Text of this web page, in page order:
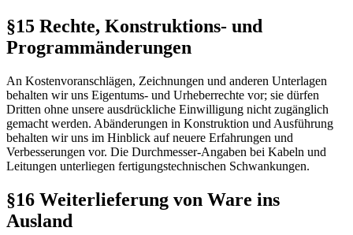
§15 Rechte, Konstruktions- und
Programmänderungen
An Kostenvoranschlägen, Zeichnungen und anderen Unterlagen
behalten wir uns Eigentums- und Urheberrechte vor; sie dürfen
Dritten ohne unsere ausdrückliche Einwilligung nicht zugänglich
gemacht werden. Abänderungen in Konstruktion und Ausführung
behalten wir uns im Hinblick auf neuere Erfahrungen und
Verbesserungen vor. Die Durchmesser-Angaben bei Kabeln und
Leitungen unterliegen fertigungstechnischen Schwankungen.
§16 Weiterlieferung von Ware ins
Ausland